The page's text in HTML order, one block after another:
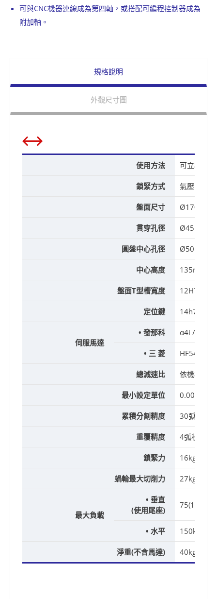
可與CNC機器連線成為第四軸，或搭配可編程控制器成為
附加軸。
規格說明
外觀尺寸圖
使用方法 可立橫兩用
鎖緊方式 氣壓 5kg/
盤面尺寸 Ø170mm
貫穿孔徑 Ø45mm
圓盤中心孔徑 Ø50H7mm
中心高度 135mm
盤面T型槽寬度 12H7mm
定位鍵 14h7mm
伺服馬達
• 發那科 α4i / β8i
• 三 菱 HF54T
總減速比 依機構不
最小設定單位 0.001°
累積分割精度 30弧秒
重覆精度 4弧秒
鎖緊力 16kgf-m
蝸輪最大切削力 27kgf-m
最大負載
• 垂直
(使用尾座)
75(150)kg
• 水平 150kg
淨重(不含馬達) 40kg